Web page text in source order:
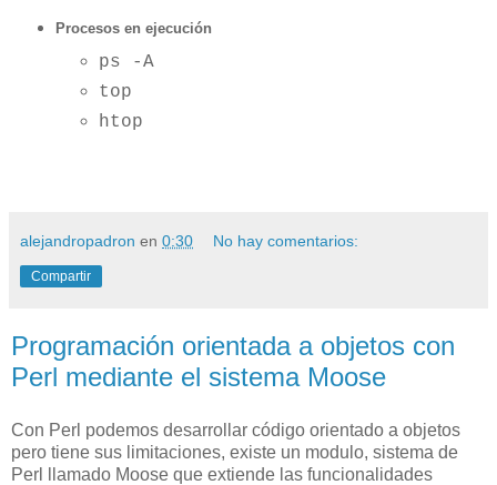
Procesos en ejecución
ps -A
top
htop
alejandropadron en 0:30 No hay comentarios:
Compartir
Programación orientada a objetos con
Perl mediante el sistema Moose
Con Perl podemos desarrollar código orientado a objetos
pero tiene sus limitaciones, existe un modulo, sistema de
Perl llamado Moose que extiende las funcionalidades